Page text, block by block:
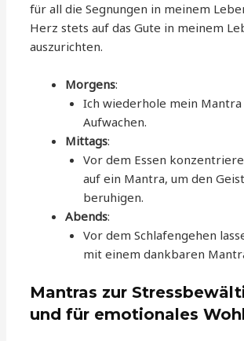
für all die Segnungen in meinem
Herz stets auf das Gute in meinem
auszurichten.
Morgens:
Ich wiederhole mein Mantra
Aufwachen.
Mittags:
Vor dem Essen
auf ein Mantra, um den
beruhigen.
Abends:
Vor dem Schlafengehen
mit einem dankbaren
Mantras zur
und für emotionales